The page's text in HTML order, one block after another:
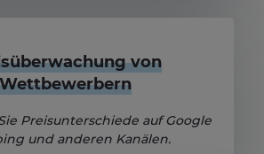
von
Wettbewerbern
Preisunterschiede auf Google
und anderen Kanälen.